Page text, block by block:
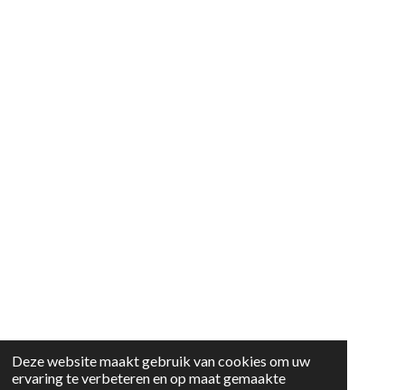
Deze website maakt gebruik van cookies om uw
ervaring te verbeteren en op maat gemaakte